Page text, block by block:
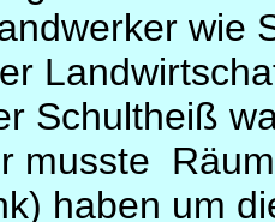
wie
Schultheiß
musste
haben um